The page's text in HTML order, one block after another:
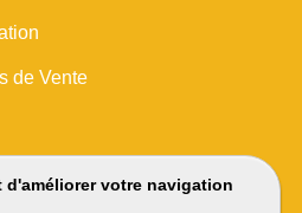
d'améliorer votre navigation
de Vente